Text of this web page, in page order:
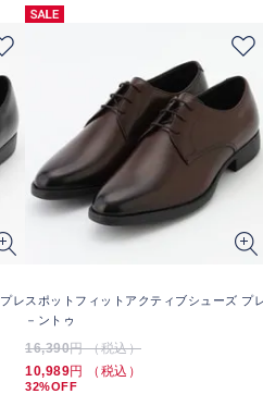
レスポットフィットアクティブシューズ プ
－ントゥ
16,390円 （税込）
10,989円 （税込）
32%OFF